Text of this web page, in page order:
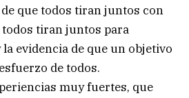
que todos tiran juntos con
tiran juntos para
evidencia de que un objetivo
de todos.
muy fuertes, que